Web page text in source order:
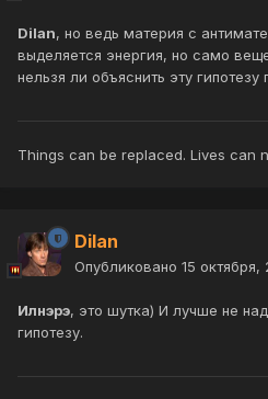
Dilan, но ведь материя с
выделяется энергия, но само
нельзя ли объяснить эту гипотезу
Things can be replaced. Lives can
Dilan
Опубликовано 15 октября,
Илнэрэ, это шутка) И лучше не
гипотезу.